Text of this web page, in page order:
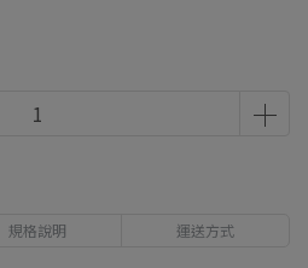
規格說明 運送方式